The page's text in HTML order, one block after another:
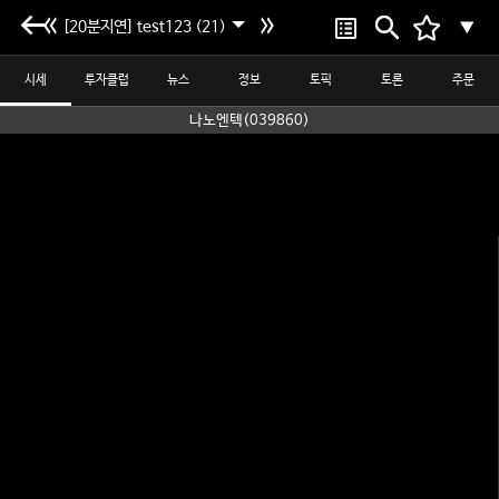
[20분지연] test123 (21) ▼
시세 투자클럽 뉴스 정보 토픽 토론 주문
나노엔텍(039860)